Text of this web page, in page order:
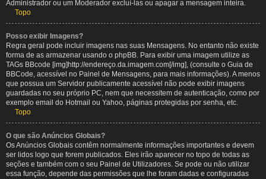
Administrador ou um Moderador excluí-las ou apagar a mensagem inteira.
Topo
Posso exibir Imagens?
Regra geral pode incluir imagens nas suas Mensagens. No entanto não existe
forma de as armazenar usando o phpBB. Para exibir uma imagem utilize as
TAGs BBcode [img]http://endereço.da.imagem.com[/img], (consulte o Guia de
BBCode, acessível no Painel de Mensagens, para mais informações). A menos
que possua um Servidor publicamente acessível não pode exibir imagens
guardadas no seu próprio PC, nem que necessitem de autenticação, como por
exemplo email do Hotmail ou Yahoo, páginas protegidas por senha, etc.
Topo
O que são Anúncios Globais?
Os Anúncios Globais contêm normalmente informações importantes e devem
ser lidos logo que forem publicados. Eles irão aparecer no topo de todas as
seções e também com o seu Painel de Utilizadores. Se pode ou não utilizar
essa função, depende das permissões que lhe foram dadas e configuradas